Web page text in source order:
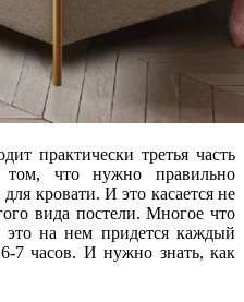
практически третья часть
что нужно правильно
кровати. И это касается не
вида постели. Многое что
это на нем придется каждый
7 часов. И нужно знать, как